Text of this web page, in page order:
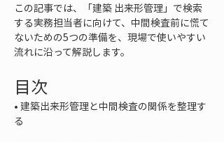
この記事では、「建築 出来形管理」で検索
する実務担当者に向けて、中間検査前に慌て
ないための5つの準備を、現場で使いやすい
流れに沿って解説します。
目次
• 建築出来形管理と中間検査の関係を整理す